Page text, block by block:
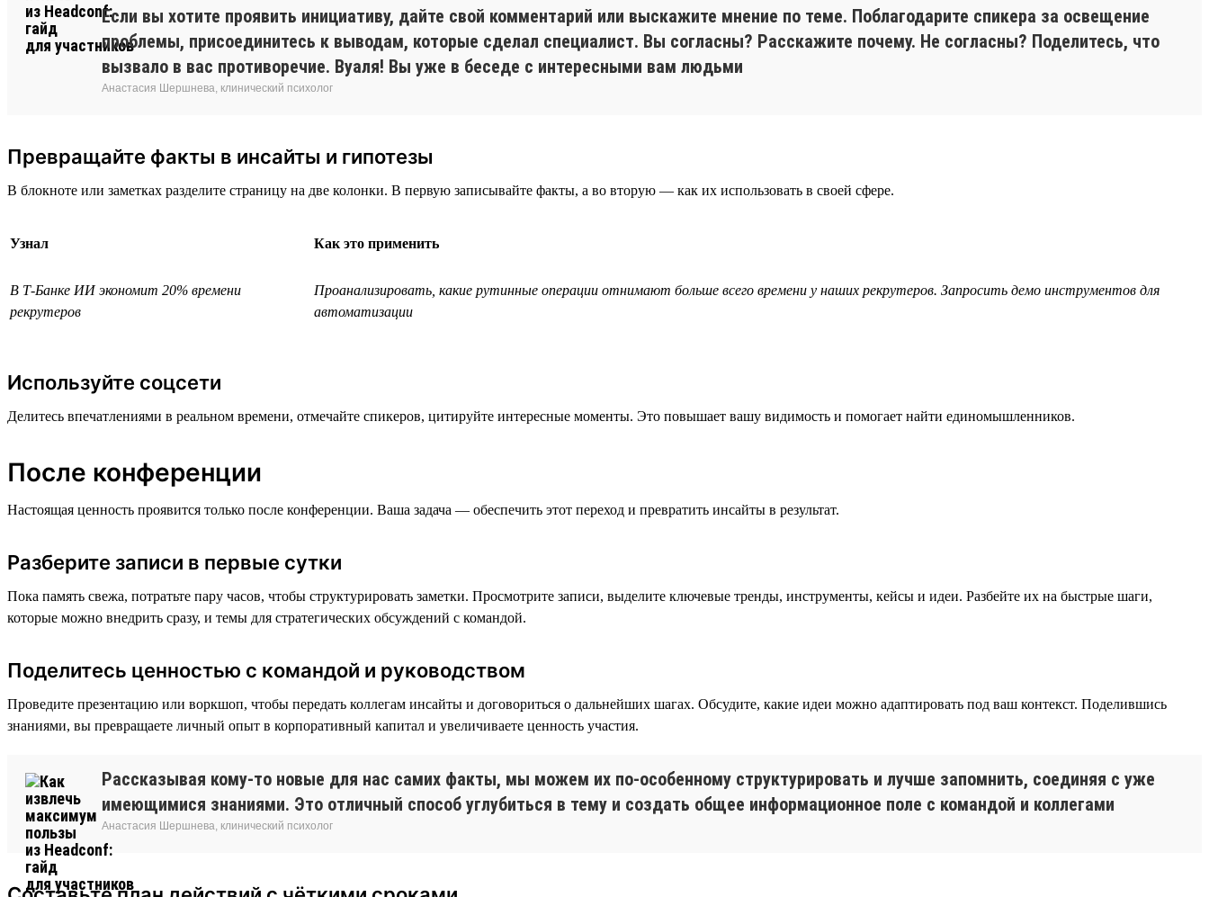
Если вы хотите проявить инициативу, дайте свой комментарий или выскажите мнение по теме. Поблагодарите спикера за освещение
проблемы, присоединитесь к выводам, которые сделал специалист. Вы согласны? Расскажите почему. Не согласны? Поделитесь, что
вызвало в вас противоречие. Вуаля! Вы уже в беседе с интересными вам людьми
Анастасия Шершнева, клинический психолог
Превращайте факты в инсайты и гипотезы
В блокноте или заметках разделите страницу на две колонки. В первую записывайте факты, а во вторую — как их использовать в своей сфере.
Узнал Как это применить
В Т-Банке ИИ экономит 20% времени
рекрутеров
Проанализировать, какие рутинные операции отнимают больше всего времени у наших рекрутеров. Запросить демо инструментов для
автоматизации
Используйте соцсети
Делитесь впечатлениями в реальном времени, отмечайте спикеров, цитируйте интересные моменты. Это повышает вашу видимость и помогает найти единомышленников.
После конференции
Настоящая ценность проявится только после конференции. Ваша задача — обеспечить этот переход и превратить инсайты в результат.
Разберите записи в первые сутки
Пока память свежа, потратьте пару часов, чтобы структурировать заметки. Просмотрите записи, выделите ключевые тренды, инструменты, кейсы и идеи. Разбейте их на быстрые шаги,
которые можно внедрить сразу, и темы для стратегических обсуждений с командой.
Поделитесь ценностью с командой и руководством
Проведите презентацию или воркшоп, чтобы передать коллегам инсайты и договориться о дальнейших шагах. Обсудите, какие идеи можно адаптировать под ваш контекст. Поделившись
знаниями, вы превращаете личный опыт в корпоративный капитал и увеличиваете ценность участия.
Рассказывая кому-то новые для нас самих факты, мы можем их по-особенному структурировать и лучше запомнить, соединяя с уже
имеющимися знаниями. Это отличный способ углубиться в тему и создать общее информационное поле с командой и коллегами
Анастасия Шершнева, клинический психолог